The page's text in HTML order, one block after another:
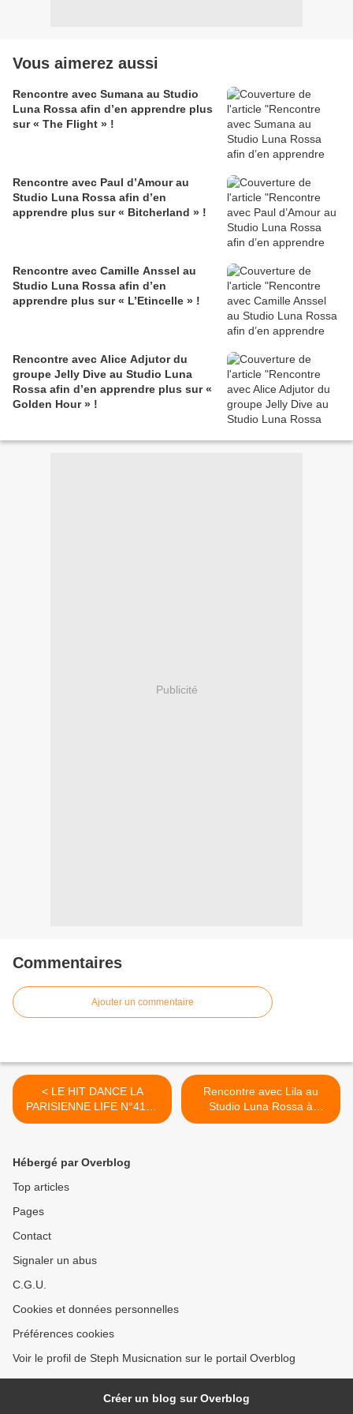
Vous aimerez aussi
Rencontre avec Sumana au Studio
Luna Rossa afin d’en apprendre plus
sur « The Flight » !
Rencontre avec Paul d’Amour au
Studio Luna Rossa afin d’en
apprendre plus sur « Bitcherland » !
Rencontre avec Camille Anssel au
Studio Luna Rossa afin d’en
apprendre plus sur « L’Etincelle » !
Rencontre avec Alice Adjutor du
groupe Jelly Dive au Studio Luna
Rossa afin d’en apprendre plus sur «
Golden Hour » !
Publicité
Commentaires
Ajouter un commentaire
< LE HIT DANCE LA
PARISIENNE LIFE N°413 -
09 FÉVRIER 2024
Rencontre avec Lila au
Studio Luna Rossa à
l’occasion de la parution de
Hébergé par Overblog
Top articles
Pages
Contact
Signaler un abus
C.G.U.
Cookies et données personnelles
Préférences cookies
Voir le profil de Steph Musicnation sur le portail Overblog
Créer un blog sur Overblog